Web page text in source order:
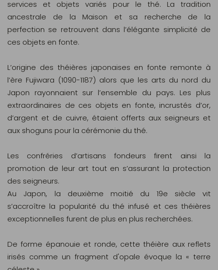
services et objets variés pour le thé. La tradition
ancestrale de la Maison et sa recherche de la
perfection se retrouvent dans l’élégante simplicité de
ces objets en fonte.
L’origine des théières japonaises en fonte remonte à
l’ère Fujiwara (1090-1187) alors que les arts du nord du
Japon rayonnaient sur l’ensemble du pays. Les plus
extraordinaires de ces objets en fonte, incrustés d’or,
d’argent et de cuivre, étaient offerts aux seigneurs et
aux shoguns pour la cérémonie du thé.
Les confréries d’artisans fondeurs firent ainsi la
promotion de leur art tout en s’assurant la protection
des seigneurs.
Au Japon, la deuxième moitié du 19e siècle vit
s’accroître la popularité du thé infusé et ces théières
exceptionnelles furent de plus en plus recherchées.
De forme épanouie et ronde, cette théière aux reflets
irisés comme un fragment d'opale évoque la « terre